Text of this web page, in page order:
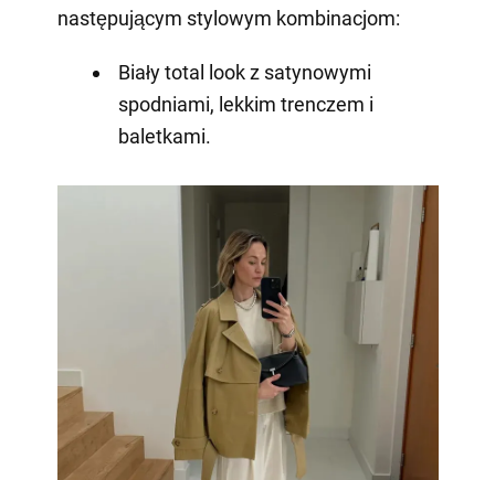
następującym stylowym kombinacjom:
Biały total look z satynowymi
spodniami, lekkim trenczem i
baletkami.